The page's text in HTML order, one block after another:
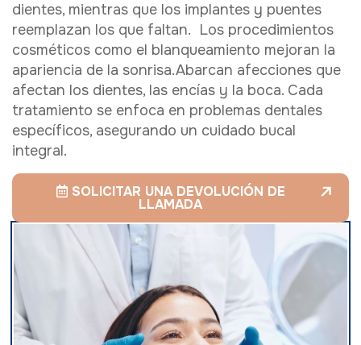
dientes, mientras que los implantes y puentes
reemplazan los que faltan. Los procedimientos
cosméticos como el blanqueamiento mejoran la
apariencia de la sonrisa.Abarcan afecciones que
afectan los dientes, las encías y la boca. Cada
tratamiento se enfoca en problemas dentales
específicos, asegurando un cuidado bucal
integral.
SOLICITAR UNA DEVOLUCIÓN DE
LLAMADA